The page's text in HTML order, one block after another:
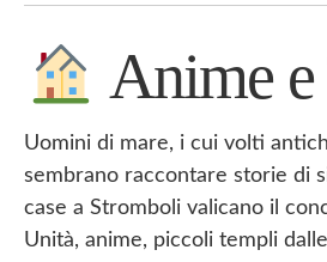
Anime
Uomini di mare, i cui volti
sembrano raccontare storie di
case a Stromboli valicano il
Unità, anime, piccoli templi